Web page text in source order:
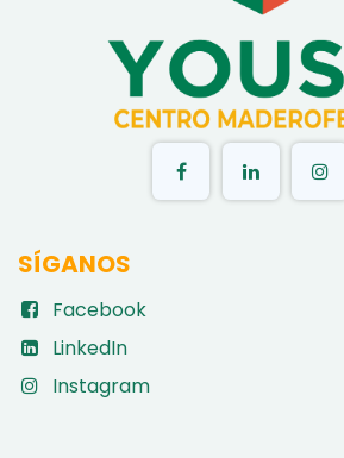
SÍGANOS
Facebook
LinkedIn
Instagram